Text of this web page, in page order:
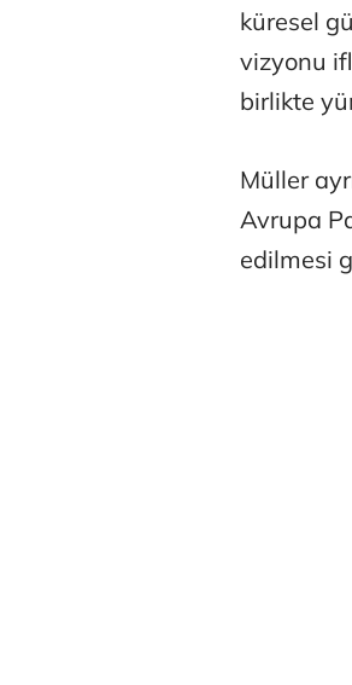
küresel
vizyonu
birlikte
Müller
Avrupa
edilmesi